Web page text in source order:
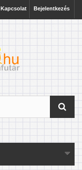
Bejelentkezés
Kapcsolat